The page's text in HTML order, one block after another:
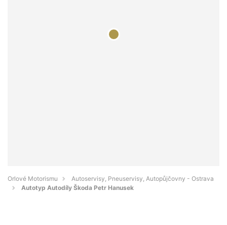
Orlové Motorismu
Autoservisy, Pneuservisy, Autopůjčovny - Ostrava
Autotyp Autodíly Škoda Petr Hanusek